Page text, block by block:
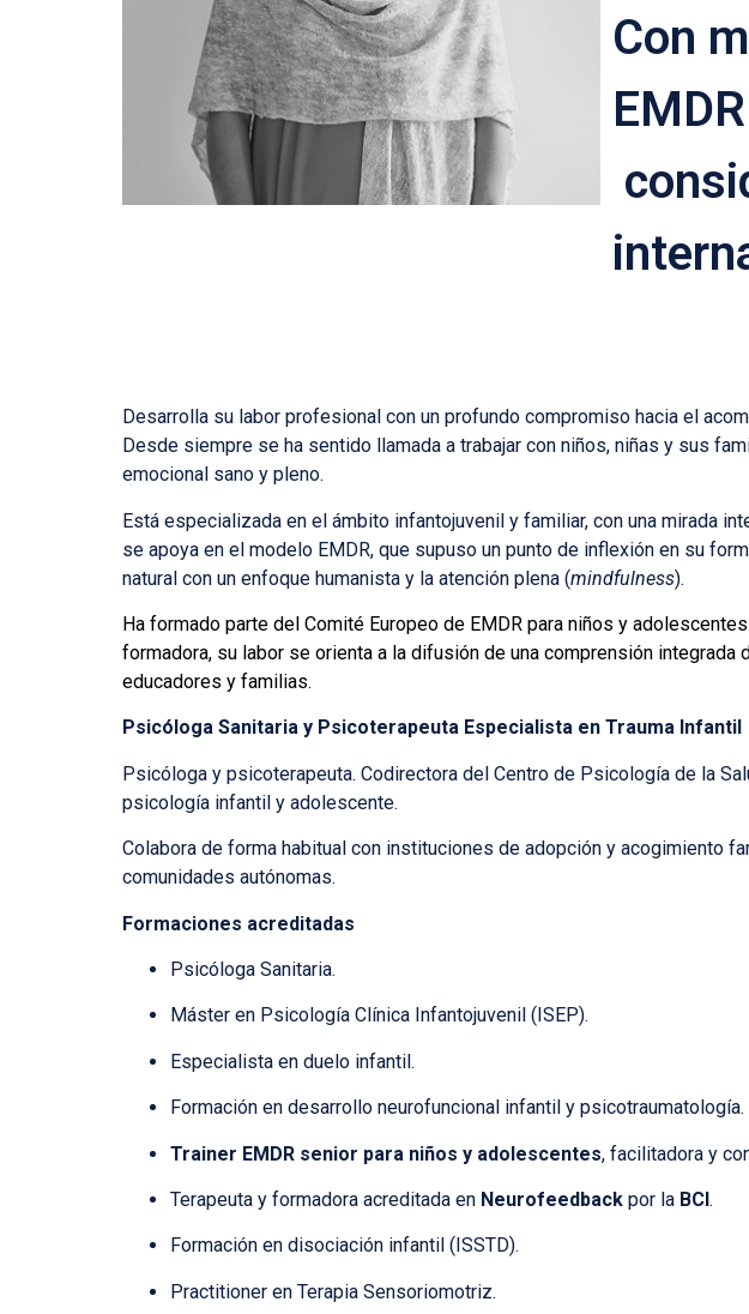
Con
Desarrolla su labor profesional con un profundo compromiso hacia el
Desde siempre se ha sentido llamada a trabajar con niños, niñas y sus
emocional sano y pleno.
Está especializada en el ámbito infantojuvenil y familiar, con una mirada
se apoya en el modelo EMDR, que supuso un punto de inflexión en su
natural con un enfoque humanista y la atención plena (mindfulness).
Ha formado parte del Comité Europeo de EMDR para niños y
formadora, su labor se orienta a la difusión de una comprensión
educadores y familias.
Psicóloga Sanitaria y Psicoterapeuta Especialista en Trauma Infantil
Psicóloga y psicoterapeuta. Codirectora del Centro de Psicología de la
psicología infantil y adolescente.
Colabora de forma habitual con instituciones de adopción y acogimiento
comunidades autónomas.
Formaciones acreditadas
Psicóloga Sanitaria.
Máster en Psicología Clínica Infantojuvenil (ISEP).
Especialista en duelo infantil.
Formación en desarrollo neurofuncional infantil y psicotraumatología.
Trainer EMDR senior para niños y adolescentes, facilitadora y
Terapeuta y formadora acreditada en Neurofeedback por la BCI.
Formación en disociación infantil (ISSTD).
Practitioner en Terapia Sensoriomotriz.